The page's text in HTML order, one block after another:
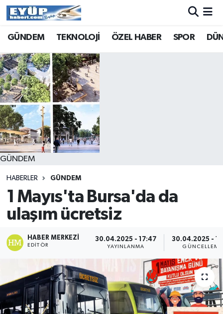
GÜNDEM TEKNOLOJİ ÖZEL HABER SPOR
GÜNDEM
HABERLER GÜNDEM
1 Mayıs'ta Bursa'da da
ulaşım ücretsiz
HABER MERKEZI
EDITÖR
30.04.2025 - 17:47
YAYINLANMA
30.04.2025 -
GÜNCELLEME